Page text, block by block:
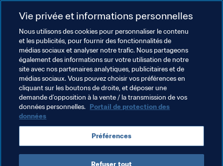
Thèmes en lien
Fondation FIFA Organisation Argentina
CONMEBOL
Vie privée et informations personnelles
Nous utilisons des cookies pour personnaliser le contenu
et les publicités, pour fournir des fonctionnalités de
médias sociaux et analyser notre trafic. Nous partageons
également des informations sur votre utilisation de notre
site avec nos partenaires analytiques, publicitaires et de
médias sociaux. Vous pouvez choisir vos préférences en
cliquant sur les boutons de droite, et déposer une
demande d’opposition à la vente / la transmission de vos
données personnelles. Portail de protection des
données
Préférences
Refuser tout